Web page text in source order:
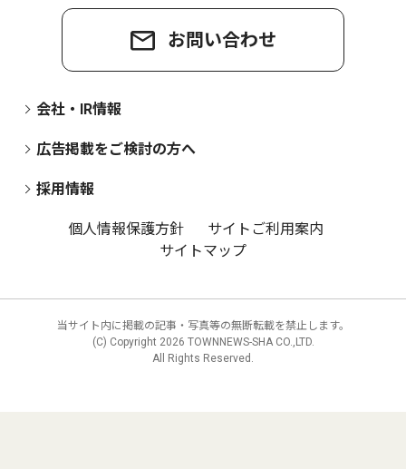
お問い合わせ
会社・IR情報
広告掲載をご検討の方へ
採用情報
個人情報保護方針
サイトご利用案内
サイトマップ
当サイト内に掲載の記事・写真等の無断転載を禁止します。
(C) Copyright 2026 TOWNNEWS-SHA CO.,LTD.
All Rights Reserved.